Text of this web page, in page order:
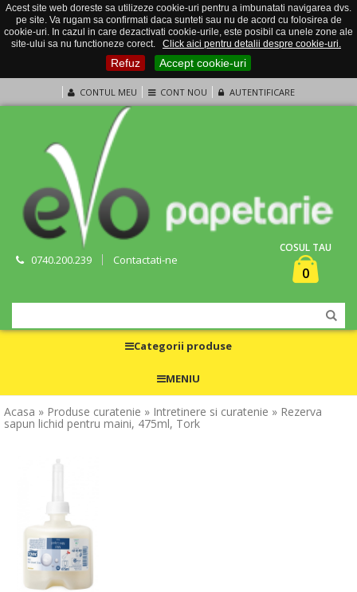
Acest site web doreste sa utilizeze cookie-uri pentru a imbunatati navigarea dvs.
pe site. Va rugam sa confirmati daca sunteti sau nu de acord cu folosirea de
cookie-uri. In cazul in care dezactivati cookie-urile, este posibil ca unele zone ale
site-ului sa nu functioneze corect.
Click aici pentru detalii despre cookie-uri.
Refuz Accept cookie-uri
CONTUL MEU CONT NOU AUTENTIFICARE
0740.200.239 Contactati-ne
COSUL TAU
0
Categorii produse
MENIU
Acasa » Produse curatenie » Intretinere si curatenie » Rezerva
sapun lichid pentru maini, 475ml, Tork